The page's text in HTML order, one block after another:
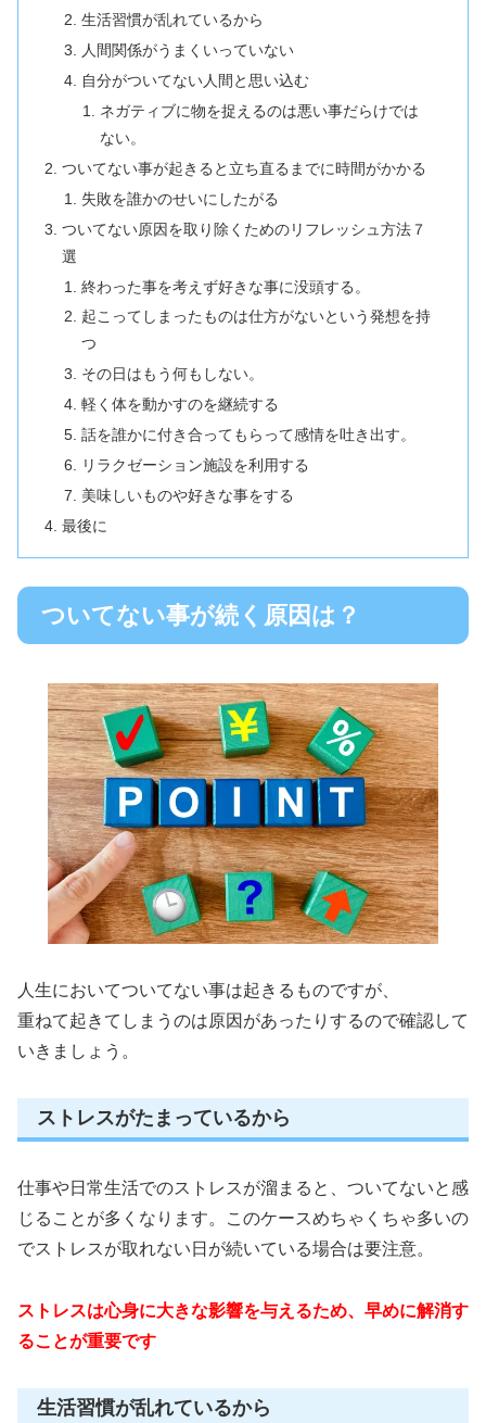
生活習慣が乱れているから
人間関係がうまくいっていない
自分がついてない人間と思い込む
ネガティブに物を捉えるのは悪い事だらけでは
ない。
ついてない事が起きると立ち直るまでに時間がかかる
失敗を誰かのせいにしたがる
ついてない原因を取り除くためのリフレッシュ方法７
選
終わった事を考えず好きな事に没頭する。
起こってしまったものは仕方がないという発想を持
つ
その日はもう何もしない。
軽く体を動かすのを継続する
話を誰かに付き合ってもらって感情を吐き出す。
リラクゼーション施設を利用する
美味しいものや好きな事をする
最後に
ついてない事が続く原因は？
人生においてついてない事は起きるものですが、
重ねて起きてしまうのは原因があったりするので確認して
いきましょう。
ストレスがたまっているから
仕事や日常生活でのストレスが溜まると、ついてないと感
じることが多くなります。このケースめちゃくちゃ多いの
でストレスが取れない日が続いている場合は要注意。
ストレスは心身に大きな影響を与えるため、早めに解消す
ることが重要です
生活習慣が乱れているから